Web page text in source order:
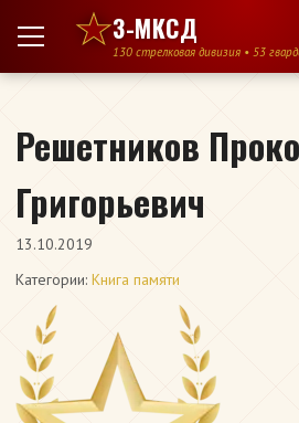
Перейти к содержимому
3-МКСД
130 стрелковая дивизия • 53
Решетников
Григорьевич
13.10.2019
Категории: Книга памяти